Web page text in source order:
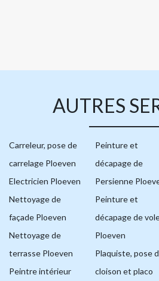
AUTRES
Carreleur, pose de
carrelage Ploeven
Electricien Ploeven
Nettoyage de
façade Ploeven
Nettoyage de
terrasse Ploeven
Peintre intérieur
Peinture et
décapage de
Persienne
Peinture et
décapage de
Ploeven
Plaquiste, pose
cloison et placo